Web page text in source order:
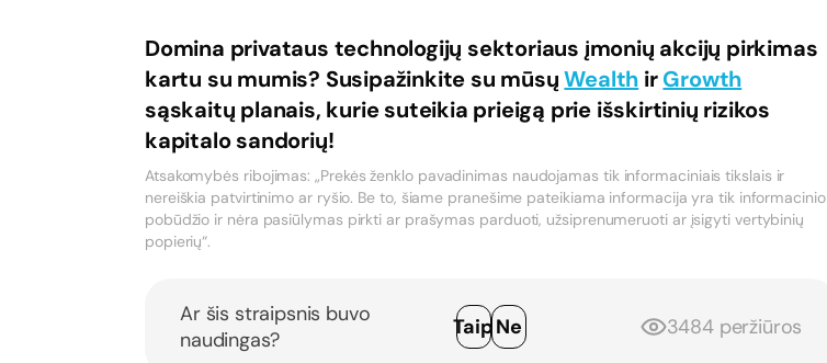
Domina privataus technologijų sektoriaus įmonių akcijų pirkimas
kartu su mumis? Susipažinkite su mūsųWealth irGrowth
sąskaitų planais, kurie suteikia prieigą prie išskirtinių rizikos
kapitalo sandorių!
Atsakomybės ribojimas: „Prekės ženklo pavadinimas naudojamas tik informaciniais tikslais ir
nereiškia patvirtinimo ar ryšio. Be to, šiame pranešime pateikiama informacija yra tik informacinio
pobūdžio ir nėra pasiūlymas pirkti ar prašymas parduoti, užsiprenumeruoti ar įsigyti vertybinių
popierių“.
Ar šis straipsnis buvo
naudingas?
Taip Ne 3484 peržiūros